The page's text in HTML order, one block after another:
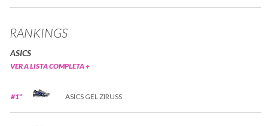
RANKINGS
ASICS
VER A LISTA COMPLETA +
#1º ASICS GEL ZIRUSS